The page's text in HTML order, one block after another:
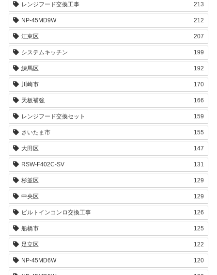
レンジフード交換工事 213
NP-45MD9W 212
江東区 207
システムキッチン 199
練馬区 192
川崎市 170
天板補強 166
レンジフード交換セット 159
さいたま市 155
大田区 147
RSW-F402C-SV 131
杉並区 129
中央区 129
ビルトインコンロ交換工事 126
船橋市 125
足立区 122
NP-45MD6W 120